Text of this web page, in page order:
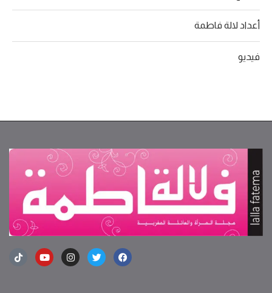
أعداد لالة فاطمة
فيديو